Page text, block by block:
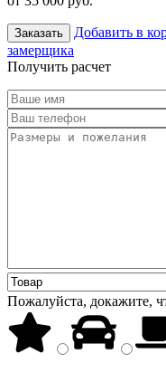
Заказать Добавить в
замерщика
Получить расчет
Пожалуйста, докажите,